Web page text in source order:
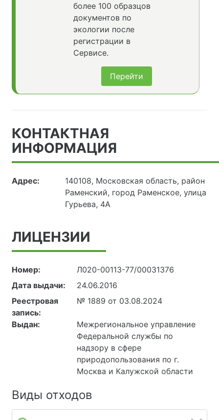
более 100 образцов
документов по
экологии после
регистрации в
Сервисе.
Перейти
КОНТАКТНАЯ
ИНФОРМАЦИЯ
Адрес:
140108, Московская область, район
Раменский, город Раменское, улица
Гурьева, 4А
ЛИЦЕНЗИИ
Номер:
Л020-00113-77/00031376
Дата выдачи:
24.06.2016
Реестровая
запись:
№ 1889 от 03.08.2024
Выдан:
Межрегиональное управление
Федеральной службы по
надзору в сфере
природопользования по г.
Москва и Калужской области
Виды отходов